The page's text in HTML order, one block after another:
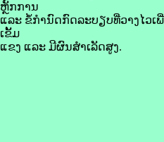
ຫຼັກການ
ແລະ ຂໍ້ກໍານົດກົດລະບຽບທີ່ວາງໄວ
ເຂັ້ມ
ແຂງ ແລະ ມີຜົນສໍາເລັດສູງ.